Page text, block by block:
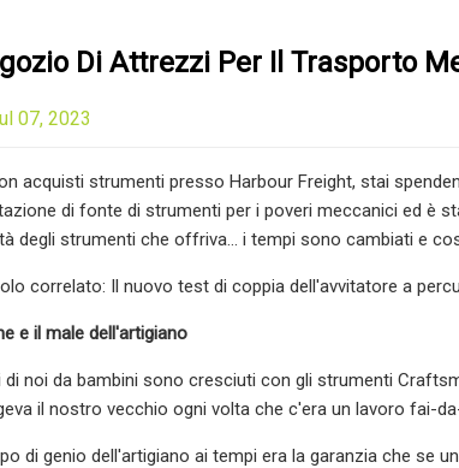
Di Attrezzi Per Il Trasporto
07, 2023
acquisti strumenti presso Harbour Freight, stai
di fonte di strumenti per i poveri meccanici ed è
degli strumenti che offriva... i tempi sono cambiati e
correlato: Il nuovo test di coppia dell'avvitatore a
e il male dell'artigiano
di noi da bambini sono cresciuti con gli strumenti
il nostro vecchio ogni volta che c'era un lavoro fai-
di genio dell'artigiano ai tempi era la garanzia che se